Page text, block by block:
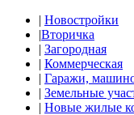
| Новостройки
|Вторичка
| Загородная
| Коммерческая
| Гаражи,
| Земельные
| Новые жилые